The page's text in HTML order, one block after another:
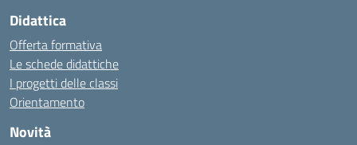
Didattica
Offerta formativa
Le schede didattiche
I progetti delle classi
Orientamento
Novità